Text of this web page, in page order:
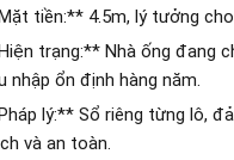
tiền:** 4.5m, lý tưởng
trạng:** Nhà ống đang
nhập ổn định hàng năm.
lý:** Sổ riêng từng lô,
và an toàn.